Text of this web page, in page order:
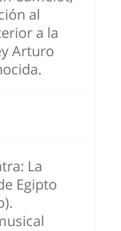
al
a la
Arturo
La
Egipto